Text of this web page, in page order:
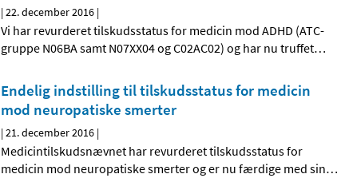
|22. december 2016 |
Vi har revurderet tilskudsstatus for medicin mod ADHD (ATC-
gruppe N06BA samt N07XX04 og C02AC02) og har nu truffet…
Endelig indstilling til tilskudsstatus for medicin
mod neuropatiske smerter
|21. december 2016 |
Medicintilskudsnævnet har revurderet tilskudsstatus for
medicin mod neuropatiske smerter og er nu færdige med sin…